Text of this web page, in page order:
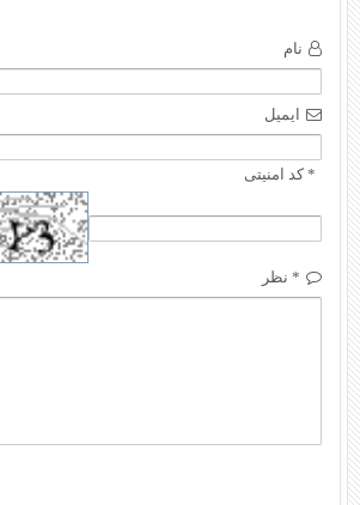
نام
ایمیل
* کد امنیتی
* نظر